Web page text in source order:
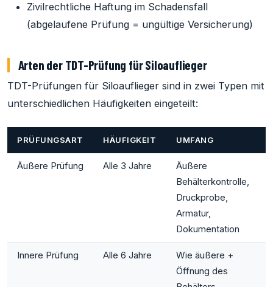
Zivilrechtliche Haftung im Schadensfall
(abgelaufene Prüfung = ungültige Versicherung)
Arten der TDT-Prüfung für Siloauflieger
TDT-Prüfungen für Siloauflieger sind in zwei Typen mit
unterschiedlichen Häufigkeiten eingeteilt:
PRÜFUNGSART HÄUFIGKEIT UMFANG
Äußere Prüfung Alle 3 Jahre
Äußere
Behälterkontrolle,
Druckprobe,
Armatur,
Dokumentation
Innere Prüfung Alle 6 Jahre
Wie äußere +
Öffnung des